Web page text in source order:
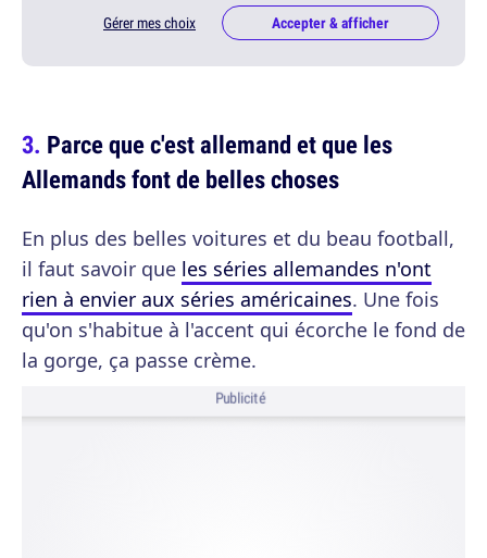
Gérer mes choix Accepter & afficher
Parce que c'est allemand et que les
Allemands font de belles choses
En plus des belles voitures et du beau football,
il faut savoir que les séries allemandes n'ont
rien à envier aux séries américaines. Une fois
qu'on s'habitue à l'accent qui écorche le fond de
la gorge, ça passe crème.
Publicité